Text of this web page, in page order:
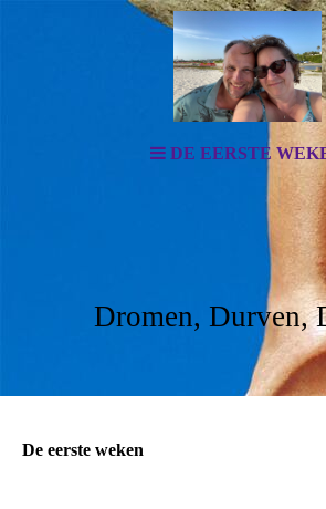
DE EERSTE
Dromen, Durven,
De eerste weken